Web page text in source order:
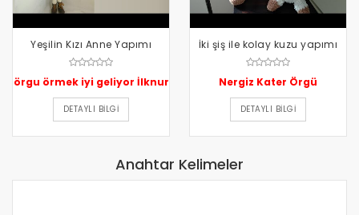
Yeşilin Kızı Anne Yapımı
örgu örmek iyi geliyor İlknur
DETAYLI BILGI
İki şiş ile kolay kuzu yapımı
Nergiz Kater Örgü
DETAYLI BILGI
Anahtar Kelimeler